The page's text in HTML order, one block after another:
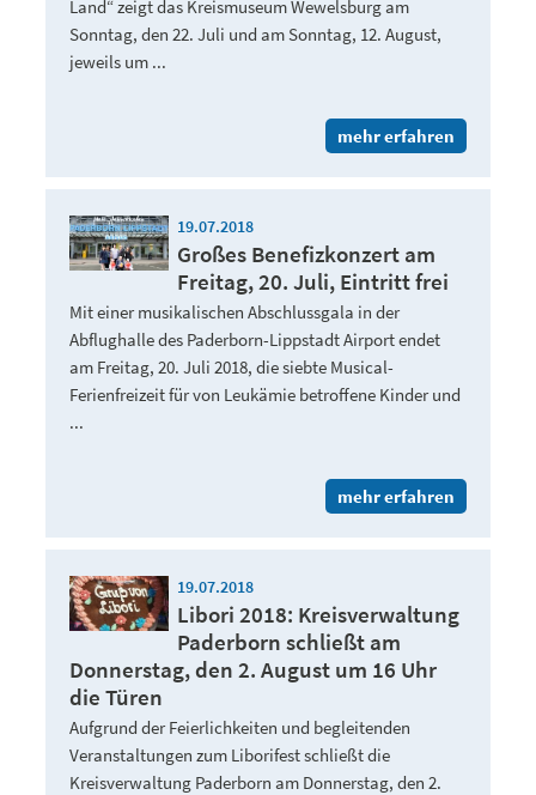
Land“ zeigt das Kreismuseum Wewelsburg am
Sonntag, den 22. Juli und am Sonntag, 12. August,
jeweils um ...
mehr erfahren
19.07.2018
Großes Benefizkonzert am
Freitag, 20. Juli, Eintritt frei
Mit einer musikalischen Abschlussgala in der
Abflughalle des Paderborn-Lippstadt Airport endet
am Freitag, 20. Juli 2018, die siebte Musical-
Ferienfreizeit für von Leukämie betroffene Kinder und
...
mehr erfahren
19.07.2018
Libori 2018: Kreisverwaltung
Paderborn schließt am
Donnerstag, den 2. August um 16 Uhr
die Türen
Aufgrund der Feierlichkeiten und begleitenden
Veranstaltungen zum Liborifest schließt die
Kreisverwaltung Paderborn am Donnerstag, den 2.